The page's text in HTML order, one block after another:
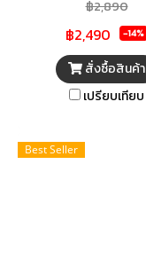
฿2,890
฿2,490 -14%
สั่งซื้อสินค้า
เปรียบเทียบ
Best Seller